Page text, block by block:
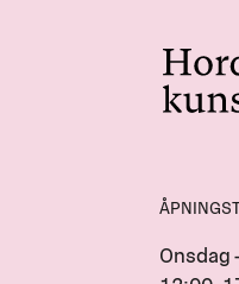
Onsdag